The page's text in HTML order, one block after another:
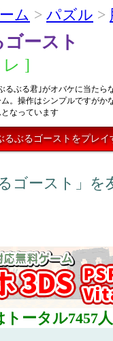
ム > パズル >
ースト
]
るぶる君｣がオバケに当たら
。操作はシンプルですがか
なっています
ぶるゴーストをプレイ
ゴースト」を
ータル7457